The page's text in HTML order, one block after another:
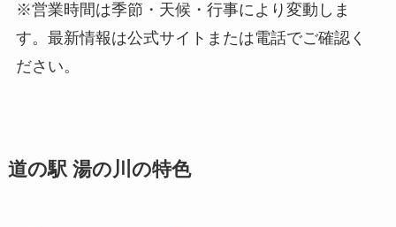
※営業時間は季節・天候・行事により変動しま
す。最新情報は公式サイトまたは電話でご確認く
ださい。
道の駅 湯の川の特色